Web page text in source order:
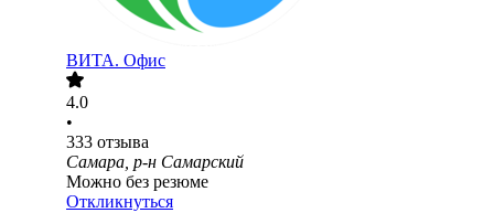
ВИТА. Офис
4.0
•
333 отзыва
Самара, р-н Самарский
Можно без резюме
Откликнуться